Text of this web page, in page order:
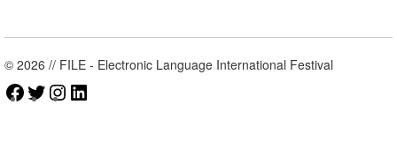
© 2026 // FILE - Electronic Language International Festival
Facebook
TwitterInstagram